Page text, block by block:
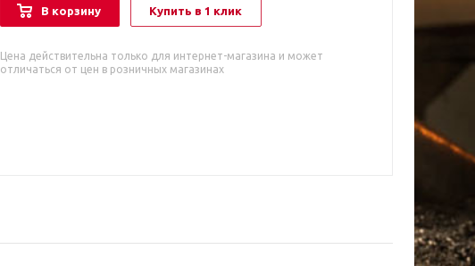
В корзину Купить в 1 клик
Цена действительна только для интернет-магазина и может
отличаться от цен в розничных магазинах